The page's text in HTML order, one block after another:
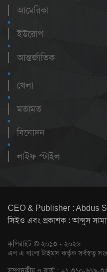
আমেরিকা
ইউরোপ
আন্তর্জাতিক
খেলা
মতামত
বিনোদন
লাইফ স্টাইল
CEO & Publisher : Abdus
সিইও এবং প্রকাশক : আব্দুস
কপিরাইট © ২০১৩ - ২০২৬
এল এ বাংলা টাইমস কর্তৃক সর্বস্বত্ব